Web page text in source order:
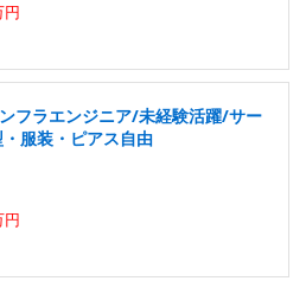
円
フラエンジニア/未経験活躍/サー
服装・ピアス自由
円